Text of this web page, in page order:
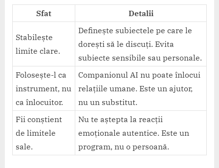
Sfat Detalii
Stabilește
limite clare.
Definește subiectele pe care le
dorești să le discuți. Evita
subiecte sensibile sau personale.
Folosește-l ca
instrument, nu
ca înlocuitor.
Companionul AI nu poate înlocui
relațiile umane. Este un ajutor,
nu un substitut.
Fii conștient
de limitele
sale.
Nu te aștepta la reacții
emoționale autentice. Este un
program, nu o persoană.